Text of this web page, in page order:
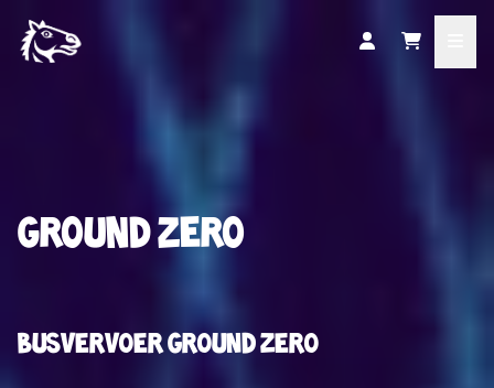
Ground zero
busvervoer Ground zero